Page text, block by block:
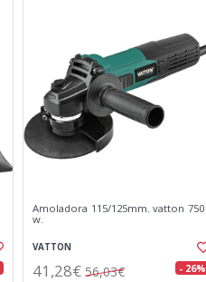
Amoladora 115/125mm. vatton 750
w.
VATTON
41,28€ 56,03€ - 26%